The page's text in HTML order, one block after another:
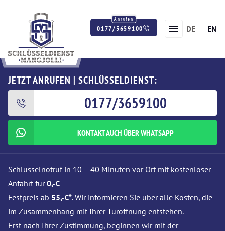
0177/3659100 DE EN
JETZT ANRUFEN | SCHLÜSSELDIENST:
0177/3659100
KONTAKT AUCH ÜBER WHATSAPP
Schlüsselnotruf in 10 – 40 Minuten vor Ort mit kostenloser
Anfahrt für0,-€
Festpreis ab 55,-€*. Wir informieren Sie über alle Kosten, die
im Zusammenhang mit Ihrer Türöffnung entstehen.
Erst nach Ihrer Zustimmung, beginnen wir mit der